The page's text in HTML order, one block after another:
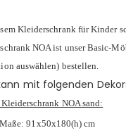
Kleiderschrank für Kinder
NOA ist unser Basic-
auswählen) bestellen.
mit folgenden
NOA sand:
Maße: 91x50x180(h) cm